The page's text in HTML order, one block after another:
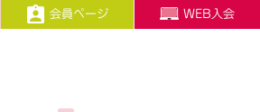
会員ページ WEB入会